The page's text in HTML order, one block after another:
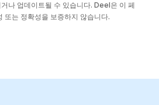
나 업데이트될 수 있습니다. Deel은 이 페
또는 정확성을 보증하지 않습니다.